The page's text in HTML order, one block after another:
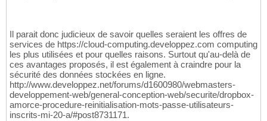
Il parait donc judicieux de savoir quelles seraient les offres de
services de https://cloud-computing.developpez.com computing
les plus utilisées et pour quelles raisons. Surtout qu'au-delà de
ces avantages proposés, il est également à craindre pour la
sécurité des données stockées en ligne.
http://www.developpez.net/forums/d1600980/webmasters-
developpement-web/general-conception-web/securite/dropbox-
amorce-procedure-reinitialisation-mots-passe-utilisateurs-
inscrits-mi-20-a/#post8731171.